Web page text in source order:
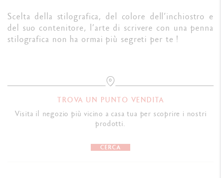
Scelta della stilografica, del colore dell’inchiostro e
del suo contenitore, l’arte di scrivere con una penna
stilografica non ha ormai più segreti per te !
TROVA UN PUNTO VENDITA
Visita il negozio più vicino a casa tua per scoprire i nostri
prodotti.
CERCA